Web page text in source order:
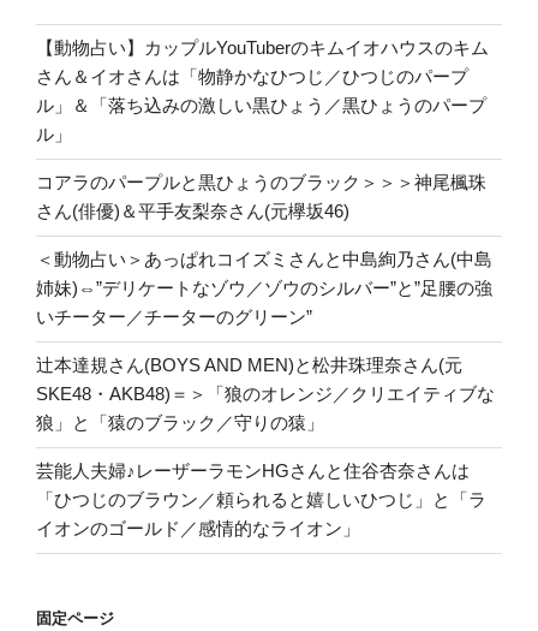
【動物占い】カップルYouTuberのキムイオハウスのキム
さん＆イオさんは「物静かなひつじ／ひつじのパープ
ル」＆「落ち込みの激しい黒ひょう／黒ひょうのパープ
ル」
コアラのパープルと黒ひょうのブラック＞＞＞神尾楓珠
さん(俳優)＆平手友梨奈さん(元欅坂46)
＜動物占い＞あっぱれコイズミさんと中島絢乃さん(中島
姉妹)⇔”デリケートなゾウ／ゾウのシルバー”と”足腰の強
いチーター／チーターのグリーン”
辻本達規さん(BOYS AND MEN)と松井珠理奈さん(元
SKE48・AKB48)＝＞「狼のオレンジ／クリエイティブな
狼」と「猿のブラック／守りの猿」
芸能人夫婦♪レーザーラモンHGさんと住谷杏奈さんは
「ひつじのブラウン／頼られると嬉しいひつじ」と「ラ
イオンのゴールド／感情的なライオン」
固定ページ